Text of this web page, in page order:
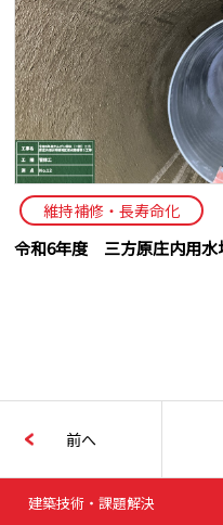
維持補修・長寿命化
令和6年度 三方原庄内用水
前へ
建築技術・課題解決